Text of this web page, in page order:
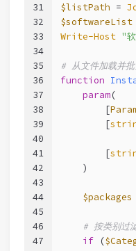
31
32
33
34
35
36
37
38
39
40
41
42
43
44
45
46
47
$listPath =
$softwareList
Write-Host "
# 从文件加载并
function
param(
        [
        [
        [
    )
$packages
# 按类别过
if (